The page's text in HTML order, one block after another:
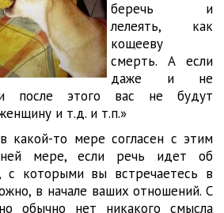
беречь и
лелеять, как
кощееву
смерть. А если
даже и не
после этого вас не будут
и т.д. и т.п.»
какой-то мере согласен с этим
мере, если речь идет об
с которыми вы встречаетесь в
в начале ваших отношений. С
обычно нет никакого смысла